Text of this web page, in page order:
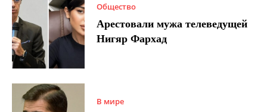
Общество
Арестовали мужа телеведущей
Нигяр Фархад
В мире